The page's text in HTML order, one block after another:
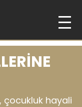
çocukluk hayali